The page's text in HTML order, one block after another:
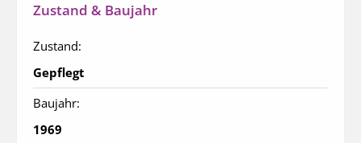
Zustand & Baujahr
Zustand:
Gepflegt
Baujahr:
1969